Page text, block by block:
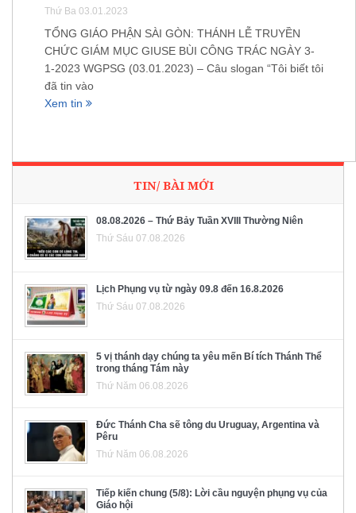
Thứ Ba 03.01.2023
TỔNG GIÁO PHẬN SÀI GÒN: THÁNH LỄ TRUYỀN
CHỨC GIÁM MỤC GIUSE BÙI CÔNG TRÁC NGÀY 3-
1-2023 WGPSG (03.01.2023) – Câu slogan “Tôi biết tôi
đã tin vào
Xem tin
TIN/ BÀI MỚI
08.08.2026 – Thứ Bảy Tuần XVIII Thường Niên
Thứ Sáu 07.08.2026
Lịch Phụng vụ từ ngày 09.8 đến 16.8.2026
Thứ Sáu 07.08.2026
5 vị thánh dạy chúng ta yêu mến Bí tích Thánh Thể
trong tháng Tám này
Thứ Năm 06.08.2026
Đức Thánh Cha sẽ tông du Uruguay, Argentina và
Pêru
Thứ Năm 06.08.2026
Tiếp kiến chung (5/8): Lời cầu nguyện phụng vụ của
Giáo hội